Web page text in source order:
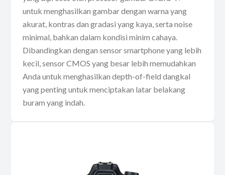
untuk menghasilkan gambar dengan warna yang
akurat, kontras dan gradasi yang kaya, serta noise
minimal, bahkan dalam kondisi minim cahaya.
Dibandingkan dengan sensor smartphone yang lebih
kecil, sensor CMOS yang besar lebih memudahkan
Anda untuk menghasilkan depth-of-field dangkal
yang penting untuk menciptakan latar belakang
buram yang indah.